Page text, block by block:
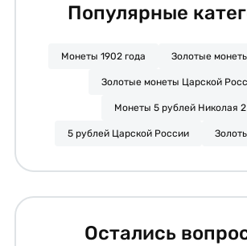
Популярные
Монеты 1902 года Золотые
Золотые монеты Царской
Монеты 5 рублей Николая 2
5 рублей Царской России
Остались